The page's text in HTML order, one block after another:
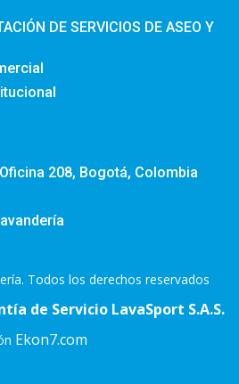
DE SERVICIOS DE ASEO Y
208, Bogotá, Colombia
Todos los derechos reservados
de Servicio LavaSport S.A.S.
Ekon7.com